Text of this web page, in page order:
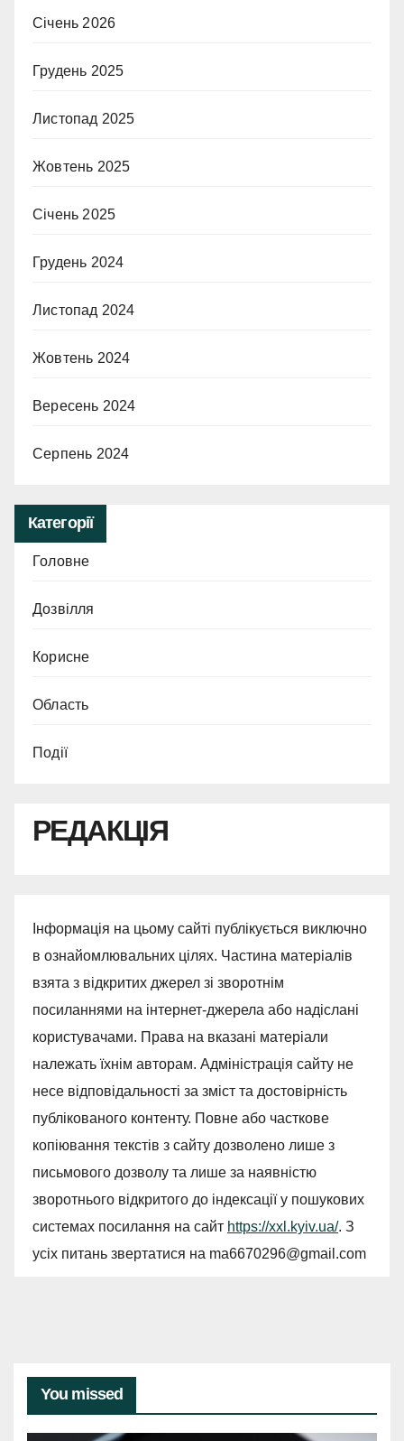
Січень 2026
Грудень 2025
Листопад 2025
Жовтень 2025
Січень 2025
Грудень 2024
Листопад 2024
Жовтень 2024
Вересень 2024
Серпень 2024
Категорії
Головне
Дозвілля
Корисне
Область
Події
РЕДАКЦІЯ
Інформація на цьому сайті публікується виключно
в ознайомлювальних цілях. Частина матеріалів
взята з відкритих джерел зі зворотнім
посиланнями на інтернет-джерела або надіслані
користувачами. Права на вказані матеріали
належать їхнім авторам. Адміністрація сайту не
несе відповідальності за зміст та достовірність
публікованого контенту. Повне або часткове
копіювання текстів з сайту дозволено лише з
письмового дозволу та лише за наявністю
зворотнього відкритого до індексації у пошукових
системах посилання на сайт https://xxl.kyiv.ua/. З
усіх питань звертатися на ma6670296@gmail.com
You missed